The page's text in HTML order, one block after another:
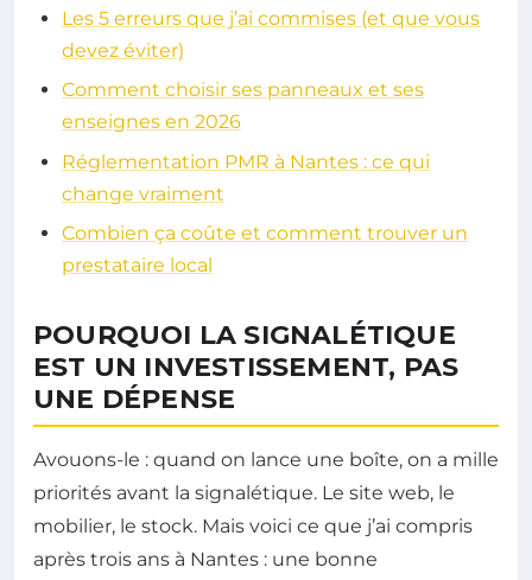
Les 5 erreurs que j’ai commises (et que vous
devez éviter)
Comment choisir ses panneaux et ses
enseignes en 2026
Réglementation PMR à Nantes : ce qui
change vraiment
Combien ça coûte et comment trouver un
prestataire local
POURQUOI LA SIGNALÉTIQUE
EST UN INVESTISSEMENT, PAS
UNE DÉPENSE
Avouons-le : quand on lance une boîte, on a mille
priorités avant la signalétique. Le site web, le
mobilier, le stock. Mais voici ce que j’ai compris
après trois ans à Nantes : une bonne